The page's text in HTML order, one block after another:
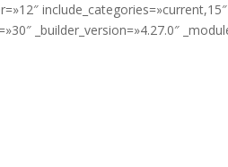
_builder_version=»4.27.0″